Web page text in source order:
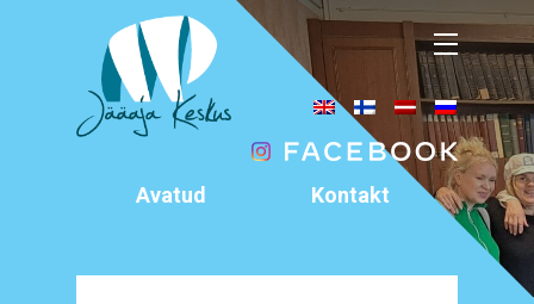
Avatud Kontakt